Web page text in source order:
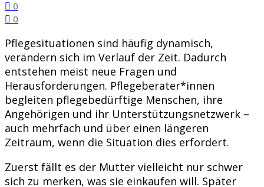
0
0
Pflegesituationen sind häufig dynamisch,
verändern sich im Verlauf der Zeit. Dadurch
entstehen meist neue Fragen und
Herausforderungen. Pflegeberater*innen
begleiten pflegebedürftige Menschen, ihre
Angehörigen und ihr Unterstützungsnetzwerk –
auch mehrfach und über einen längeren
Zeitraum, wenn die Situation dies erfordert.
Zuerst fällt es der Mutter vielleicht nur schwer
sich zu merken, was sie einkaufen will. Später